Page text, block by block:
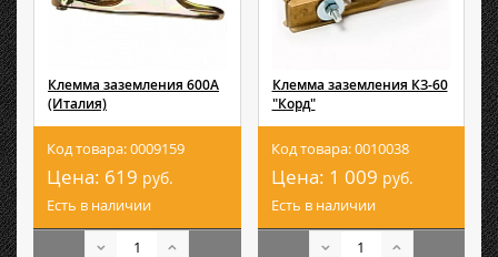
Клемма заземления 600А
(Италия)
Код товара: 0009159
Цена: 619 руб.
Есть в наличии
Клемма заземления КЗ-60
"Корд"
Код товара: 0010038
Цена: 1 009 руб.
Есть в наличии